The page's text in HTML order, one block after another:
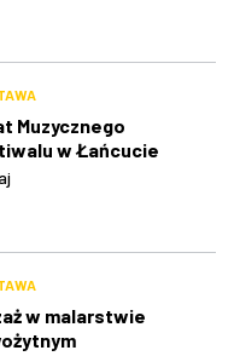
Muzycznego
w Łańcucie
w malarstwie